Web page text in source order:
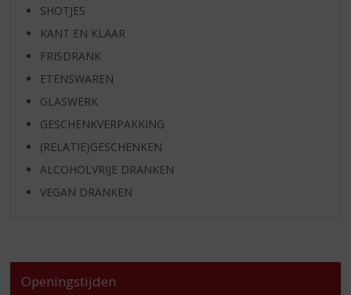
SHOTJES
KANT EN KLAAR
FRISDRANK
ETENSWAREN
GLASWERK
GESCHENKVERPAKKING
(RELATIE)GESCHENKEN
ALCOHOLVRIJE DRANKEN
VEGAN DRANKEN
Openingstijden